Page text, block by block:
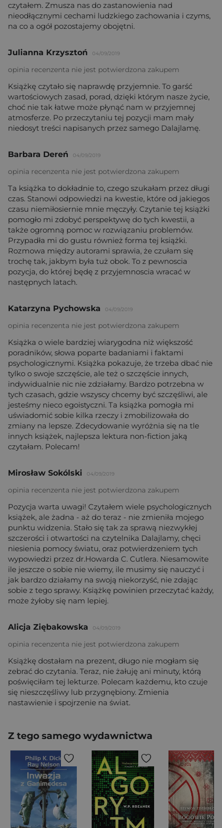
czytałem. Zmusza nas do zastanowienia nad
nieodłącznymi cechami ludzkiego zachowania i czyms,
na co a ogół pozostajemy obojętni.
Julianna Krzysztoń 04/09/2019
opinia recenzenta nie jest potwierdzona zakupem
Książkę czytało się naprawdę przyjemnie. To garść
wartościowych zasad, porad, dzięki którym nasze życie,
choć nie tak łatwe może płynąć nam w przyjemnej
atmosferze. Po przeczytaniu tej pozycji mam mały
niedosyt treści napisanych przez samego Dalajlamę.
Barbara Dereń 04/09/2019
opinia recenzenta nie jest potwierdzona zakupem
Ta książka to dokładnie to, czego szukałam przez długi
czas. Stanowi odpowiedzi na kwestie, które od jakiegos
czasu niemiłosiernie mnie męczyły. Czytanie tej książki
pomogło mi zdobyć perspektywę do tych kwestii, a
także ogromną pomoc w rozwiązaniu problemów.
Przypadła mi do gustu również forma tej książki.
Rozmowa między autorami sprawia, że czułam się
trochę tak, jakbym była tuż obok. To z pewnoscia
pozycja, do której będę z przyjemnoscia wracać w
następnych latach.
Katarzyna Pychowska 04/09/2019
opinia recenzenta nie jest potwierdzona zakupem
Książka o wiele bardziej wiarygodna niż większość
poradników, słowa poparte badaniami i faktami
psychologicznymi. Książka pokazuje, że trzeba dbać nie
tylko o swoje szczęście, ale też o szczęście innych,
indywidualnie nic nie zdziałamy. Bardzo potrzebna w
tych czasach, gdzie wszyscy chcemy być szczęśliwi, ale
jesteśmy nieco egoistyczni. Ta książka pomogła mi
uświadomić sobie kilka rzeczy i zmobilizowała do
zmiany na lepsze. Zdecydowanie wyróżnia się na tle
innych książek, najlepsza lektura non-fiction jaką
czytałam. Polecam!
Mirosław Sokólski 04/09/2019
opinia recenzenta nie jest potwierdzona zakupem
Pozycja warta uwagi! Czytałem wiele psychologicznych
książek, ale żadna - aż do teraz - nie zmieniła mojego
punktu widzenia. Stało się tak za sprawą niezwykłej
szczerości i otwartości na czytelnika Dalajlamy, chęci
niesienia pomocy światu, oraz potwierdzeniem tych
wypowiedzi przez dr.Howarda C. Cutlera. Niesamowite
ile jeszcze o sobie nie wiemy, ile musimy się nauczyć i
jak bardzo działamy na swoją niekorzyść, nie zdając
sobie z tego sprawy. Książkę powinien przeczytać każdy,
może żyłoby się nam lepiej.
Alicja Ziębakowska 04/09/2019
opinia recenzenta nie jest potwierdzona zakupem
Książkę dostałam na prezent, długo nie mogłam się
zebrać do czytania. Teraz, nie żałuję ani minuty, którą
poświęciłam tej lekturze. Polecam każdemu, kto czuje
się nieszczęśliwy lub przygnębiony. Zmienia
nastawienie i spojrzenie na świat.
Z tego samego wydawnictwa